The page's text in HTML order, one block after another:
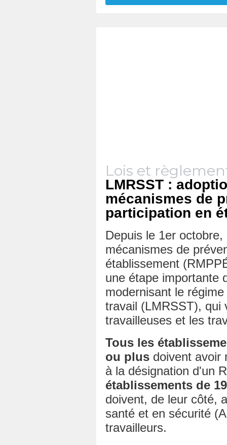
Lois et
LMRSST :
mécanismes de
participation en
Depuis le 1er
mécanismes de
établissement
une étape importante
modernisant le
travail (LMRSST), qui
travailleuses et les
Tous les
ou plus doivent avoir
à la désignation d'un
établissements de
doivent, de leur côté,
santé et en sécurité
travailleurs.